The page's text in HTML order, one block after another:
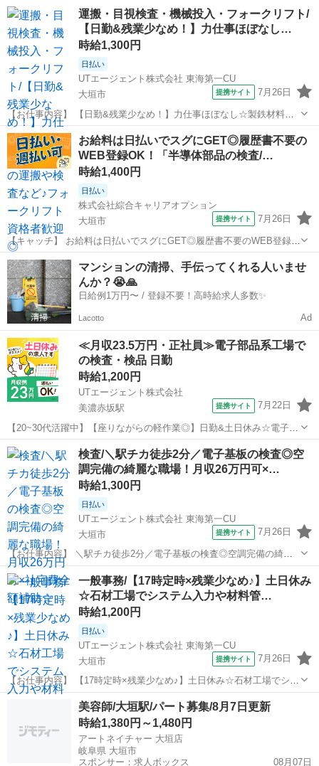
メリット多数 ★☆ ＼＼サービス・職種の魅力／／ 送迎業務を通し
て、お客様から感謝の言葉を...
岐阜 大垣市 その他
運搬・目視検査・機械投入・フォークリフト/
【日勤&残業少なめ！】力仕事ほぼなし…
時給1,300円
日払い
UTエージェント株式会社 東海第一CU
大垣市
提携サイト 7月26日
【お仕事内容】 【日勤&残業少なめ！】力仕事ほぼなし☆製鉄材料の
運搬や検査など♪フォークリフト資格者歓迎◎＼製鉄材料の運搬や検査
など♪／ ☆未経験歓迎！ フォークリフト資格をお持ちの方は生かせ
ます◎ 丁寧な研修と指導で...
岐阜 大垣市 仕分け
お給料は日払いでスグにGET◎履歴書不要の
WEB登録OK！「半導体部品の検査/…
時給1,400円
日払い
株式会社綜合キャリアオプション
大垣市
提携サイト 7月26日
【キャッチ】 お給料は日払いでスグにGET◎履歴書不要のWEB登録
OK！「半導体部品の検査/セット作業」高時給1400円！北大垣周辺！
20代～40代のスタッフが多数活躍中★ 【コメント】 弊社なら事前の
職場見学が多数！お仕...
岐阜 大垣市
マンションの清掃、手伝ってくれる人いませ
んか？😭🙏
日給例1万円〜 / 登録不要！高時給求人多数✨
Lacotto Ad
≪月収23.5万円・正社員≫電子部品系工場で
の検査・検品 日勤
時給1,200円
UTエージェント株式会社
美濃赤坂駅
提携サイト 7月22日
【20~30代活躍中】【座りながらの軽作業◎】日勤&土日休み☆電子部
品の外観検査♪2時間ごとに休憩あり◎《Jdnx1C》 詳細情報 ＼電子部
品の外観検査♪／ ＜具体的には…＞ ◆顕微鏡で外観検査を行う ◆選別
しトレーに詰...
岐阜 大垣市 美濃赤坂駅 その他
検査/＼駅チカ徒歩2分／電子基板の検査◎空
調完備の綺麗な職場！月収26万円可×…
時給1,300円
日払い
UTエージェント株式会社 東海第一CU
大垣市
提携サイト 7月26日
【お仕事内容】 ＼駅チカ徒歩2分／電子基板の検査◎空調完備の綺麗
な職場！月収26万円可×社宅費全額補助☆＜電子基板の検査＞ 未経験
の方歓迎！ 丁寧な研修があるので初めての方も安心◎ 空調が完備され
た清潔なクリーンルーム内...
岐阜 大垣市 仕分け
一般事務/【17時定時×残業少なめ♪】土日休み
☆石材工場でシステム入力や材料管…
時給1,200円
日払い
UTエージェント株式会社 東海第一CU
大垣市
提携サイト 7月26日
【お仕事内容】 【17時定時×残業少なめ♪】土日休み☆石材工場でシス
テム入力や材料管理などの事務！＼石材工場の事務所内で事務業務♪／
建築用石材の加工・販売・施工を行っている会社です！ 石材タイル、
大理石モザイク、石材工芸品...
一般事務
美容師/大垣駅/パート募集/8月7日更新
時給1,380円～1,480円
アートネイチャー 大垣店
岐阜県 大垣市
スポンサー：求人ボックス
08月07日